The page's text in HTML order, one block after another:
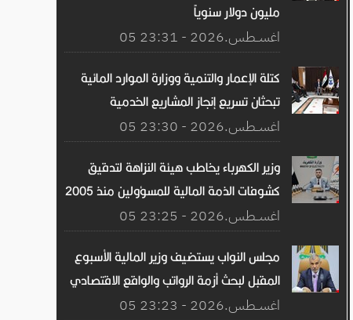
مليون دولار سنوياً
05 اغســطس.2026 - 23:31
كتلة الإعمار والتنمية ووزارة الموارد المائية
تبحثان تسريع إنجاز المشاريع الخدمية
05 اغســطس.2026 - 23:30
وزير الكهرباء يخاطب هيئة النزاهة لتدقيق
كشوفات الذمة المالية للمسؤولين منذ 2005
05 اغســطس.2026 - 23:25
مجلس النواب يستضيف وزير المالية الأسبوع
المقبل لبحث أزمة الرواتب والواقع الاقتصادي
05 اغســطس.2026 - 23:23